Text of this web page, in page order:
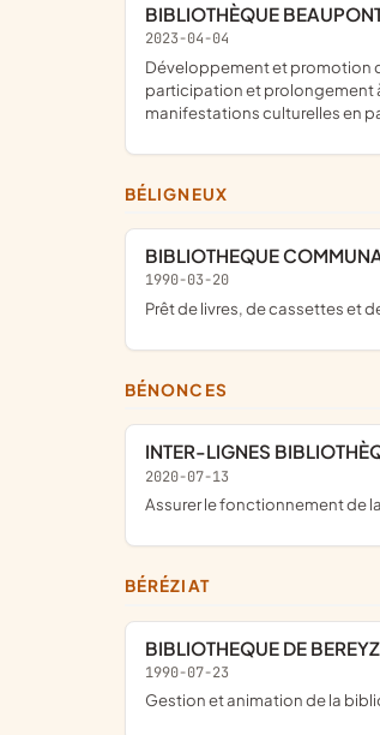
BIBLIOTHÈQUE
2023-04-04
développement et promotion de la lecture ; gestion d'une bibliothèque ouverte à tous les habitants des communes de Beaupont, Domsure et des environs à titre personnel ;
participation et prolongement
manifestations culturelles en
BÉLIGNEUX
BIBLIOTHEQUE
1990-03-20
prêt de livres, de cassettes et
BÉNONCES
INTER-LIGNES
2020-07-13
assurer le fonctionnement de
BÉRÉZIAT
BIBLIOTHEQUE DE
1990-07-23
gestion et animation de la